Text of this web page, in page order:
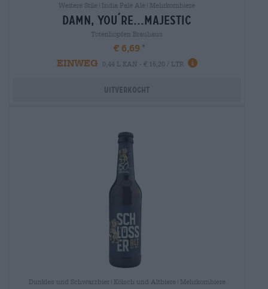
Weitere Stile|India Pale Ale|Mehrkornbiere
damn, you´re...majestic
Totenhopfen Brauhaus
€ 6,69
EINWEG
0,44 L KAN - € 15,20 / LTR
Uitverkocht
Dunkles und Schwarzbier|Kölsch und Altbiere|Mehrkornbiere